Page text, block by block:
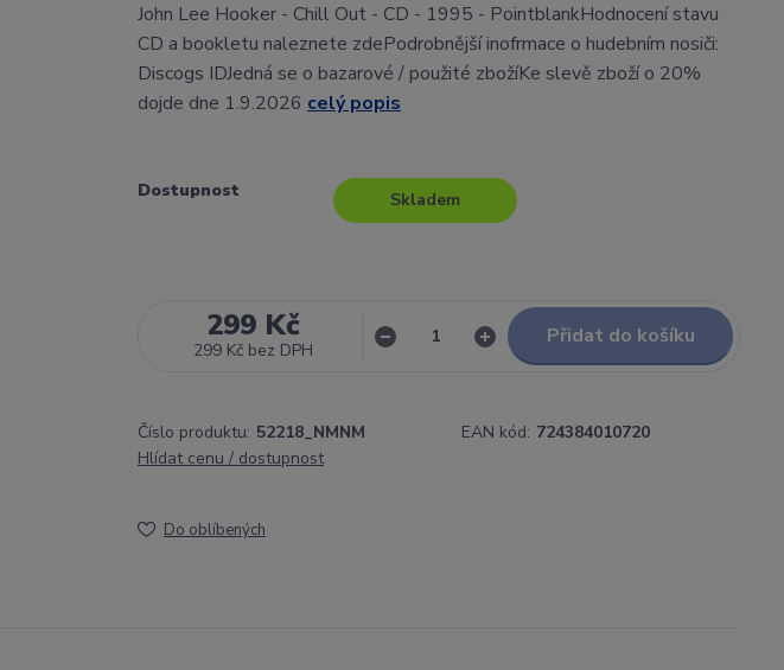
John Lee Hooker - Chill Out - CD - 1995 - PointblankHodnocení stavu
CD a bookletu naleznete zdePodrobnější inofrmace o hudebním nosiči:
Discogs IDJedná se o bazarové / použité zbožíKe slevě zboží o 20%
dojde dne 1.9.2026 celý popis
Dostupnost Skladem
299 Kč
299 Kč bez DPH
Přidat do košíku
Číslo produktu: 52218_NMNM EAN kód: 724384010720
Hlídat cenu / dostupnost
Do oblíbených